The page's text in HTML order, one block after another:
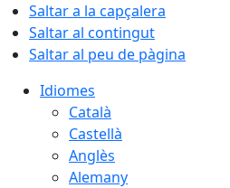
Saltar a la capçalera
Saltar al contingut
Saltar al peu de pàgina
Idiomes
Català
Castellà
Anglès
Alemany